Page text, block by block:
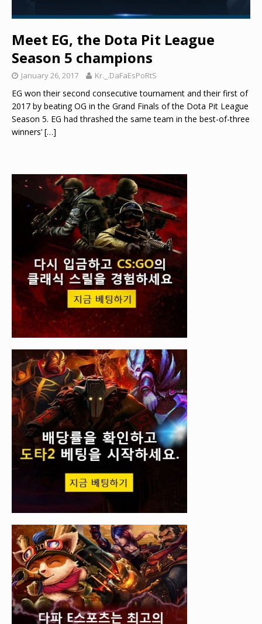
Meet EG, the Dota Pit League
Season 5 champions
January 26, 2017 Kr._.DaFaEsPoRtS
EG won their second consecutive tournament and their first of
2017 by beating OG in the Grand Finals of the Dota Pit League
Season 5. EG had thrashed the same team in the best-of-three
winners’ […]